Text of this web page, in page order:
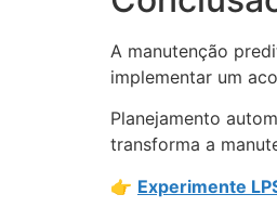
A manutenção
implementar um
Planejamento
transforma a
👉 Experimente